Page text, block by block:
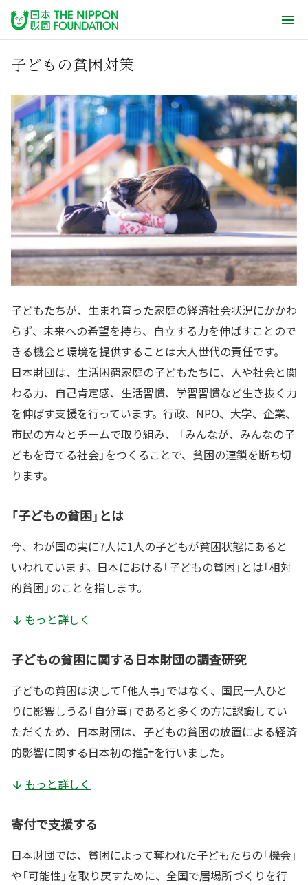
子どもの貧困対策
子どもたちが、生まれ育った家庭の経済社会状況にかかわ
らず、未来への希望を持ち、自立する力を伸ばすことので
きる機会と環境を提供することは大人世代の責任です。
日本財団は、生活困窮家庭の子どもたちに、人や社会と関
わる力、自己肯定感、生活習慣、学習習慣など生き抜く力
を伸ばす支援を行っています。行政、NPO、大学、企業、
市民の方々とチームで取り組み、 「みんなが、みんなの子
どもを育てる社会」をつくることで、貧困の連鎖を断ち切
ります。
「子どもの貧困」とは
今、わが国の実に7人に1人の子どもが貧困状態にあると
いわれています。日本における「子どもの貧困」とは「相対
的貧困」のことを指します。
もっと詳しく
子どもの貧困に関する日本財団の調査研究
子どもの貧困は決して「他人事」ではなく、国民一人ひと
りに影響しうる「自分事」であると多くの方に認識してい
ただくため、日本財団は、子どもの貧困の放置による経済
的影響に関する日本初の推計を行いました。
もっと詳しく
寄付で支援する
日本財団では、貧困によって奪われた子どもたちの「機会」
や「可能性」を取り戻すために、全国で居場所づくりを行